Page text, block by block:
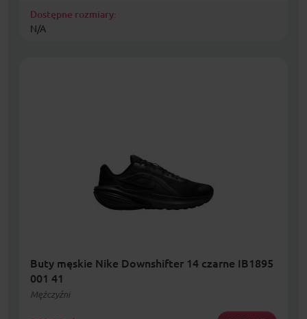
Dostępne rozmiary:
N/A
Buty męskie Nike Downshifter 14 czarne IB1895
001 41
Mężczyźni